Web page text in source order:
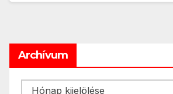
Archívum
Archívum